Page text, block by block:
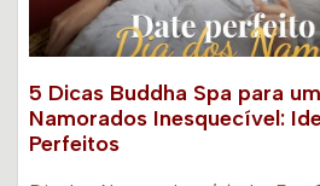
5 Dicas Buddha Spa para
Namorados Inesquecível:
Perfeitos